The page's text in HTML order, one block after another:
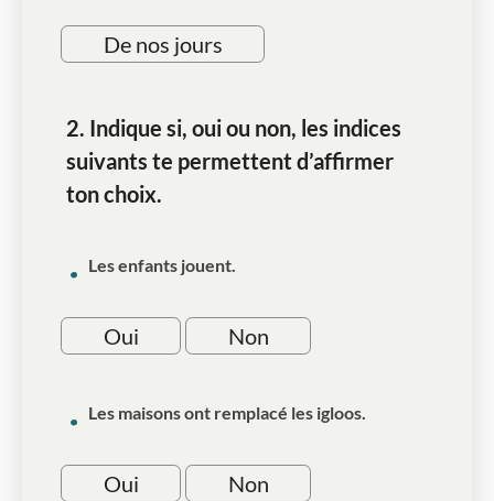
De nos jours
2. Indique si, oui ou non, les indices
suivants te permettent d’affirmer
ton choix.
Les enfants jouent.
Oui Non
Les maisons ont remplacé les igloos.
Oui Non